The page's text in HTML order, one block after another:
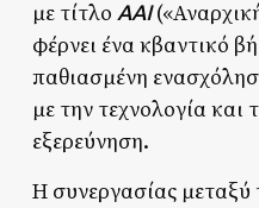
με τίτλο AAI
φέρνει ένα κβαντικό
παθιασμένη
με την τεχνολογία και
εξερεύνηση.
Η συνεργασίας